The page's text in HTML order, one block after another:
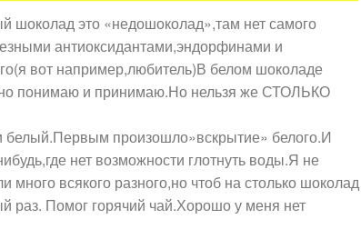
шоколад это «недошоколад»,там нет самого
антиоксидантами,эндорфинами и
вот например,любитель)В белом шоколаде
понимаю и принимаю.Но нельзя же СТОЛЬКО
белый.Первым произошло»вскрытие» белого.И
нет возможности глотнуть воды.Я не
всякого разного,но чтоб на столько шоколад
раз. Помог горячий чай.Хорошо у меня нет